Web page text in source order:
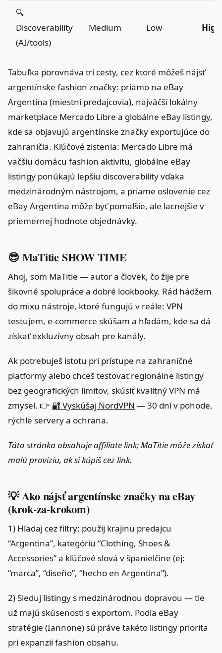
🔍
Discoverability
(AI/tools)
Medium Low High
Tabuľka porovnáva tri cesty, cez ktoré môžeš nájsť
argentínske fashion značky: priamo na eBay
Argentina (miestni predajcovia), najväčší lokálny
marketplace Mercado Libre a globálne eBay listingy,
kde sa objavujú argentínske značky exportujúce do
zahraničia. Kľúčové zistenia: Mercado Libre má
väčšiu domácu fashion aktivitu, globálne eBay
listingy ponúkajú lepšiu discoverability vďaka
medzinárodným nástrojom, a priame oslovenie cez
eBay Argentina môže byť pomalšie, ale lacnejšie v
priemernej hodnote objednávky.
😎 MaTitie SHOW TIME
Ahoj, som MaTitie — autor a človek, čo žije pre
šikovné spolupráce a dobré lookbooky. Rád hádžem
do mixu nástroje, ktoré fungujú v reále: VPN
testujem, e‑commerce skúšam a hľadám, kde sa dá
získať exkluzívny obsah pre kanály.
Ak potrebuješ istotu pri prístupe na zahraničné
platformy alebo chceš testovať regionálne listingy
bez geografických limitov, skúsiť kvalitný VPN má
zmysel. 👉 🔐 Vyskúšaj NordVPN — 30 dní v pohode,
rýchle servery a ochrana.
Táto stránka obsahuje affiliate link; MaTitie môže získať
malú províziu, ak si kúpiš cez link.
💡 Ako nájsť argentínske značky na eBay
(krok‑za‑krokom)
1) Hľadaj cez filtry: použij krajinu predajcu
“Argentina”, kategóriu “Clothing, Shoes &
Accessories” a kľúčové slová v španielčine (ej:
“marca”, “diseño”, “hecho en Argentina”).
2) Sleduj listingy s medzinárodnou dopravou — tie
už majú skúsenosti s exportom. Podľa eBay
stratégie (Iannone) sú práve takéto listingy priorita
pri expanzii fashion obsahu.